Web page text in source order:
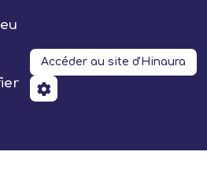
Accéder au site d'Hinaura